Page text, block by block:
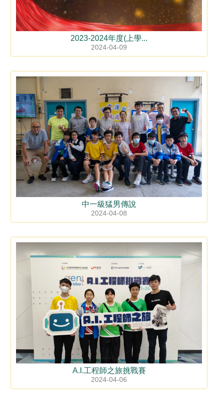
2023-2024年度(上學...
2024-04-09
中一級猛男傳說
2024-04-08
A.I.工程師之旅挑戰賽
2024-04-06